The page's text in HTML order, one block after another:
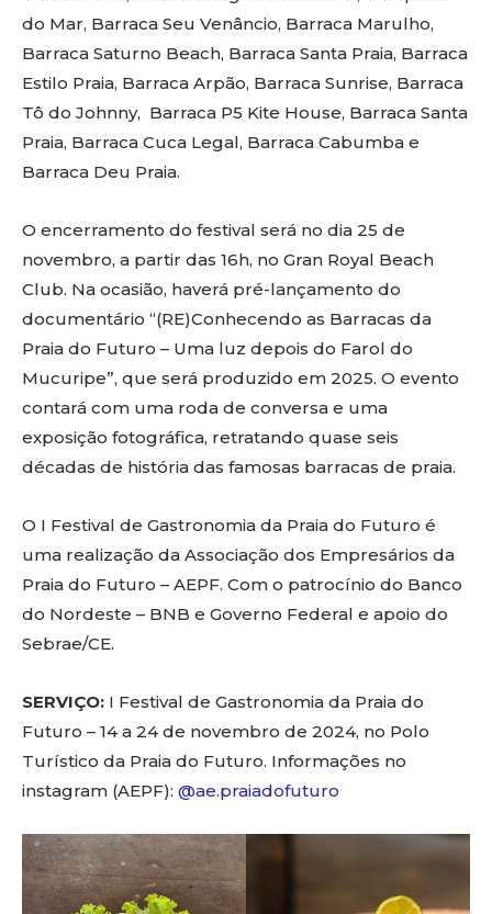
do Mar, Barraca Seu Venâncio, Barraca Marulho,
Barraca Saturno Beach, Barraca Santa Praia, Barraca
Estilo Praia, Barraca Arpão, Barraca Sunrise, Barraca
Tô do Johnny, Barraca P5 Kite House, Barraca Santa
Praia, Barraca Cuca Legal, Barraca Cabumba e
Barraca Deu Praia.
O encerramento do festival será no dia 25 de
novembro, a partir das 16h, no Gran Royal Beach
Club. Na ocasião, haverá pré-lançamento do
documentário “(RE)Conhecendo as Barracas da
Praia do Futuro – Uma luz depois do Farol do
Mucuripe”, que será produzido em 2025. O evento
contará com uma roda de conversa e uma
exposição fotográfica, retratando quase seis
décadas de história das famosas barracas de praia.
O I Festival de Gastronomia da Praia do Futuro é
uma realização da Associação dos Empresários da
Praia do Futuro – AEPF. Com o patrocínio do Banco
do Nordeste – BNB e Governo Federal e apoio do
Sebrae/CE.
SERVIÇO: I Festival de Gastronomia da Praia do
Futuro – 14 a 24 de novembro de 2024, no Polo
Turístico da Praia do Futuro. Informações no
instagram (AEPF): @ae.praiadofuturo